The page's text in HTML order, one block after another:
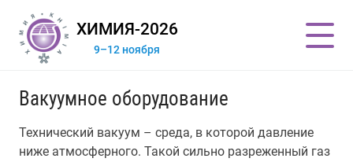
ХИМИЯ-2026
9–12 ноября
Вакуумное оборудование
Технический вакуум – среда, в которой давление
ниже атмосферного. Такой сильно разреженный газ